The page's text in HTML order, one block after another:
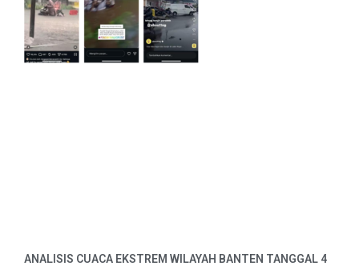
ANALISIS CUACA EKSTREM WILAYAH BANTEN TANGGAL 4